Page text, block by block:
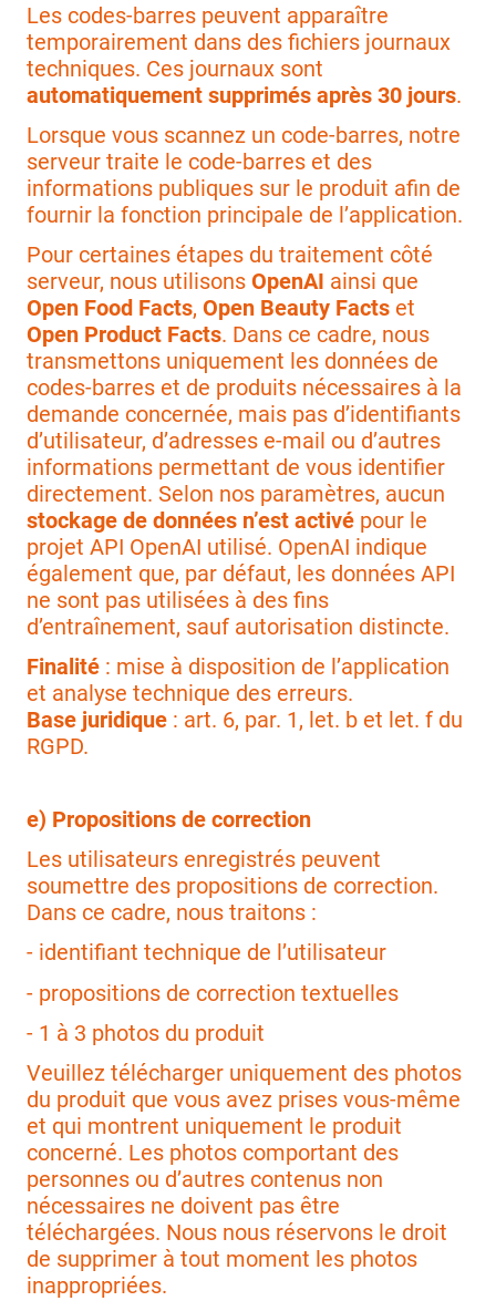
Les codes-barres peuvent apparaître
temporairement dans des fichiers journaux
techniques. Ces journaux sont
automatiquement supprimés après 30 jours.
Lorsque vous scannez un code-barres, notre
serveur traite le code-barres et des
informations publiques sur le produit afin de
fournir la fonction principale de l’application.
Pour certaines étapes du traitement côté
serveur, nous utilisons OpenAI ainsi que
Open Food Facts, Open Beauty Facts et
Open Product Facts. Dans ce cadre, nous
transmettons uniquement les données de
codes-barres et de produits nécessaires à la
demande concernée, mais pas d’identifiants
d’utilisateur, d’adresses e-mail ou d’autres
informations permettant de vous identifier
directement. Selon nos paramètres, aucun
stockage de données n’est activé pour le
projet API OpenAI utilisé. OpenAI indique
également que, par défaut, les données API
ne sont pas utilisées à des fins
d’entraînement, sauf autorisation distincte.
Finalité : mise à disposition de l’application
et analyse technique des erreurs.
Base juridique : art. 6, par. 1, let. b et let. f du
RGPD.
e) Propositions de correction
Les utilisateurs enregistrés peuvent
soumettre des propositions de correction.
Dans ce cadre, nous traitons :
- identifiant technique de l’utilisateur
- propositions de correction textuelles
- 1 à 3 photos du produit
Veuillez télécharger uniquement des photos
du produit que vous avez prises vous-même
et qui montrent uniquement le produit
concerné. Les photos comportant des
personnes ou d’autres contenus non
nécessaires ne doivent pas être
téléchargées. Nous nous réservons le droit
de supprimer à tout moment les photos
inappropriées.